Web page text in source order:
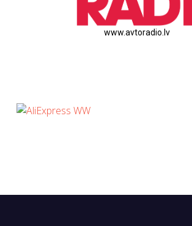
www.avtoradio.lv